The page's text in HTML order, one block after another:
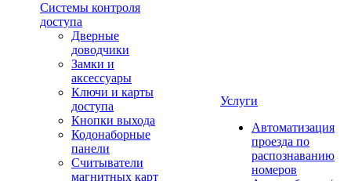
Системы контроля
доступа
Дверные
доводчики
Замки и
аксессуары
Ключи и карты
доступа
Кнопки выхода
Кодонаборные
панели
Считыватели
магнитных карт
Услуги
Автоматизация
проезда по
распознаванию
номеров